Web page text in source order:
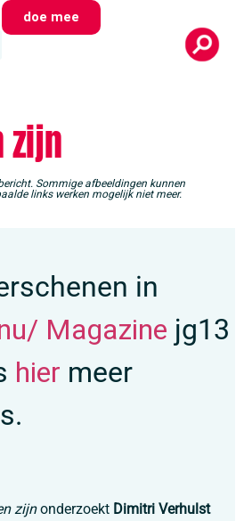
doe mee
zijn
Sommige afbeeldingen kunnen
links werken mogelijk niet meer.
in
Magazine jg13
hier meer
zijnonderzoekt Dimitri Verhulst